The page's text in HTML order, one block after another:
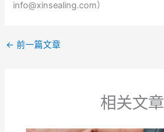
info@xinsealing.com）
← 前一篇文章
相关文章